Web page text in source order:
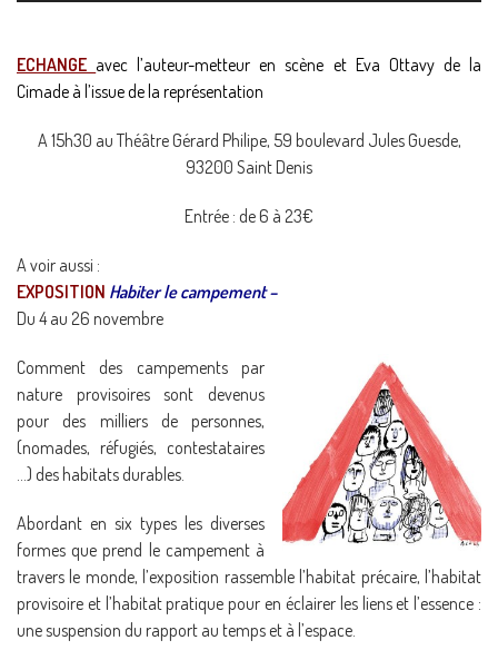
ECHANGE avec l’auteur-metteur en scène et Eva Ottavy de la
Cimade à l’issue de la représentation
A 15h30 au Théâtre Gérard Philipe, 59 boulevard Jules Guesde,
93200 Saint Denis
Entrée : de 6 à 23€
A voir aussi :
EXPOSITION Habiter le campement –
Du 4 au 26 novembre
Comment des campements par
nature provisoires sont devenus
pour des milliers de personnes,
(nomades, réfugiés, contestataires
…) des habitats durables.
Abordant en six types les diverses
formes que prend le campement à
travers le monde, l’exposition rassemble l’habitat précaire, l’habitat
provisoire et l’habitat pratique pour en éclairer les liens et l’essence :
une suspension du rapport au temps et à l’espace.